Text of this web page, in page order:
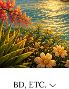
BD, ETC.